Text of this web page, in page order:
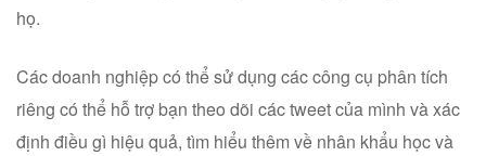
họ.
Các doanh nghiệp có thể sử dụng các công cụ phân tích
riêng có thể hỗ trợ bạn theo dõi các tweet của mình và xác
định điều gì hiệu quả, tìm hiểu thêm về nhân khẩu học và